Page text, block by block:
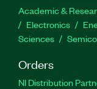
Academic &
Electronics
Sciences
Orders
NI Distribution